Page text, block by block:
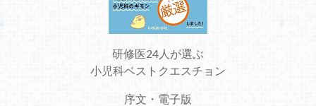
研修医24人が選ぶ
小児科ベストクエスチョン
序文 ・ 電子版